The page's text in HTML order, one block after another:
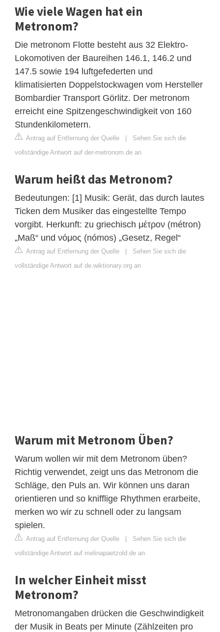
Wie viele Wagen hat ein
Metronom?
Die metronom Flotte besteht aus 32 Elektro-
Lokomotiven der Baureihen 146.1, 146.2 und
147.5 sowie 194 luftgefederten und
klimatisierten Doppelstockwagen vom Hersteller
Bombardier Transport Görlitz. Der metronom
erreicht eine Spitzengeschwindigkeit von 160
Stundenkilometern.
Antrag auf Entfernung der Quelle | Sehen Sie sich die
vollständige Antwort auf der-metronom.de an
Warum heißt das Metronom?
Bedeutungen: [1] Musik: Gerät, das durch lautes
Ticken dem Musiker das eingestellte Tempo
vorgibt. Herkunft: zu griechisch μέτρον (métron)
„Maß“ und νόμος (nómos) „Gesetz, Regel“
Antrag auf Entfernung der Quelle | Sehen Sie sich die
vollständige Antwort auf de.wiktionary.org an
Warum mit Metronom Üben?
Warum wollen wir mit dem Metronom üben?
Richtig verwendet, zeigt uns das Metronom die
Schläge, den Puls an. Wir können uns daran
orientieren und so knifflige Rhythmen erarbeite,
merken wo wir zu schnell oder zu langsam
spielen.
Antrag auf Entfernung der Quelle | Sehen Sie sich die
vollständige Antwort auf melinapaetzold.de an
In welcher Einheit misst
Metronom?
Metronomangaben drücken die Geschwindigkeit
der Musik in Beats per Minute (Zählzeiten pro